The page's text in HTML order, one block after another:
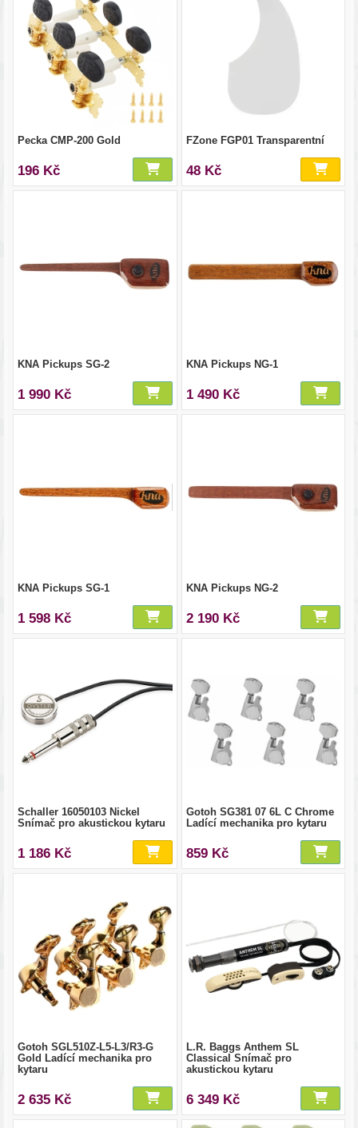
Pecka CMP-200 Gold
196 Kč
FZone FGP01 Transparentní
48 Kč
KNA Pickups SG-2
1 990 Kč
KNA Pickups NG-1
1 490 Kč
KNA Pickups SG-1
1 598 Kč
KNA Pickups NG-2
2 190 Kč
Schaller 16050103 Nickel
Snímač pro akustickou kytaru
1 186 Kč
Gotoh SG381 07 6L C Chrome
Ladící mechanika pro kytaru
859 Kč
Gotoh SGL510Z-L5-L3/R3-G
Gold Ladící mechanika pro
kytaru
2 635 Kč
L.R. Baggs Anthem SL
Classical Snímač pro
akustickou kytaru
6 349 Kč